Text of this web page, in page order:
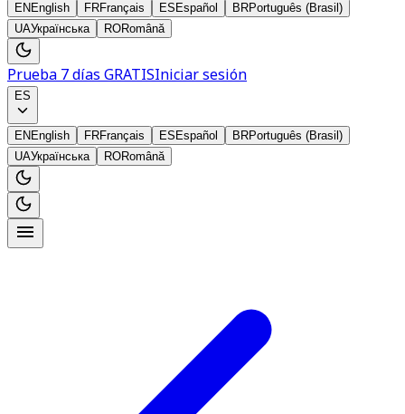
EN English FRFrançais ES Español BRPortuguês (Brasil)
UAУкраїнська RORomână
Prueba 7 días GRATISIniciar sesión
ES
EN English FRFrançais ES Español BRPortuguês (Brasil)
UAУкраїнська RORomână